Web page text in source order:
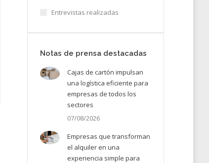
Entrevistas realizadas
Notas de prensa destacadas
Cajas de cartón impulsan
una logística eficiente para
empresas de todos los
sectores
07/08/2026
Empresas que transforman
el alquiler en una
experiencia simple para